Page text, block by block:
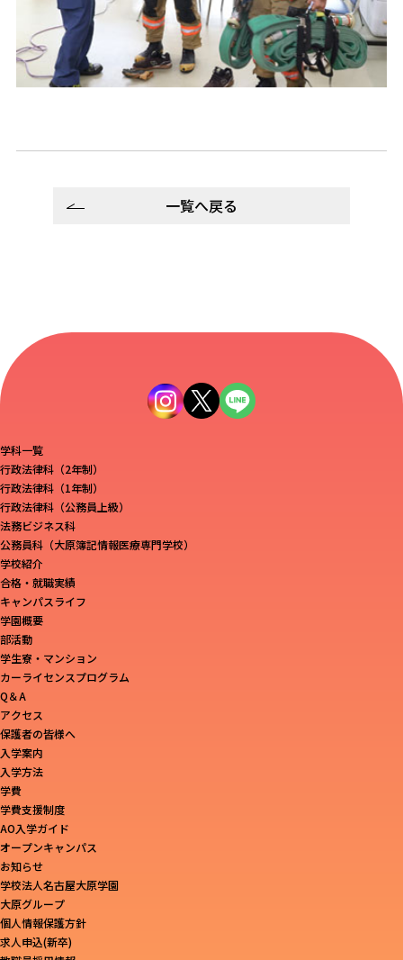
一覧へ戻る
学科一覧
行政法律科（2年制）
行政法律科（1年制）
行政法律科（公務員上級）
法務ビジネス科
公務員科（大原簿記情報医療専門学校）
学校紹介
合格・就職実績
キャンパスライフ
学園概要
部活動
学生寮・マンション
カーライセンスプログラム
Q＆A
アクセス
保護者の皆様へ
入学案内
入学方法
学費
学費支援制度
AO入学ガイド
オープンキャンパス
お知らせ
学校法人名古屋大原学園
大原グループ
個人情報保護方針
求人申込(新卒)